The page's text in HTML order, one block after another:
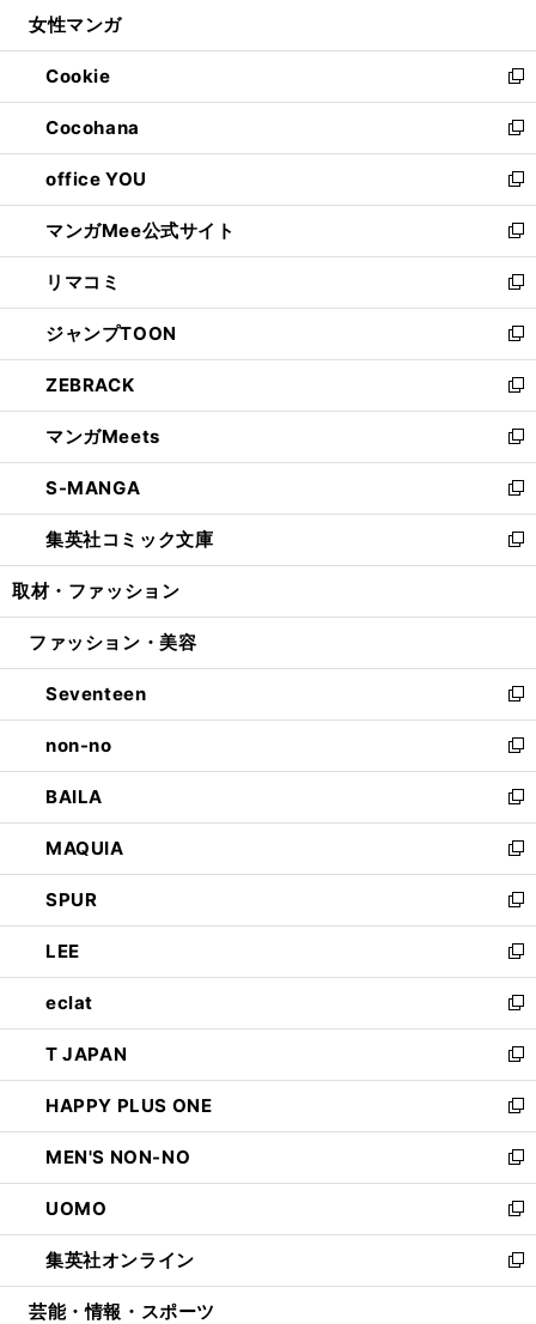
開
く
ウ
で
開
く
ン
ド
ウ
で
開
く
ウ
ィ
ン
ド
ウ
で
開
く
女性マンガ
Cookie
新
し
い
ウ
ィ
ン
ド
ウ
で
開
く
Cocohana
新
し
い
ウ
ィ
ン
ド
ウ
で
開
く
office YOU
新
し
い
ウ
ィ
ン
ド
ウ
で
開
く
マンガMee公式サイト
新
し
い
ウ
ィ
ン
ド
ウ
で
開
く
リマコミ
新
し
い
ウ
ィ
ン
ド
ウ
で
開
く
ジャンプTOON
新
し
い
ウ
ィ
ン
ド
ウ
で
開
ZEBRACK
新
し
い
ウ
ィ
ン
ド
ウ
開
マンガMeets
新
し
い
ウ
ィ
ン
ウ
開
く
S-MANGA
新
し
い
ウ
ン
ウ
で
開
く
集英社コミック文庫
新
し
ウ
ン
ド
ウ
で
開
く
取材・ファッション
ファッション・美容
Seventeen
新
し
い
ウ
ィ
ン
ド
ウ
で
開
く
non-no
新
し
い
ウ
ィ
ン
ド
ウ
で
開
く
BAILA
新
し
い
ウ
ィ
ン
ド
ウ
で
開
く
MAQUIA
新
し
い
ウ
ィ
ン
ド
ウ
で
開
く
SPUR
新
し
い
ウ
ィ
ン
ド
ウ
で
開
く
LEE
新
し
い
ウ
ィ
ン
ド
ウ
で
開
く
eclat
新
し
い
ウ
ィ
ン
ド
ウ
で
開
く
T JAPAN
新
し
い
ウ
ィ
ン
ド
ウ
で
開
HAPPY PLUS ONE
新
し
い
ウ
ィ
ン
ド
ウ
MEN'S NON-NO
新
し
い
ウ
ィ
ン
UOMO
新
し
い
ウ
集英社オンライン
新
し
芸能・情報・スポーツ